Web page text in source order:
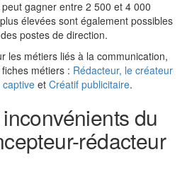
gagner entre 2 500 et 4 000
élevées sont également possibles
postes de direction.
les métiers liés à la communication,
métiers : Rédacteur, le créateur
et Créatif publicitaire.
du
rédacteur